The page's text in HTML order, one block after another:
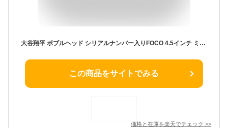
大谷翔平 ボブルヘッド シリアルナンバー入りFOCO 4.5インチ ミニ ビッグヘッド ボブルヘッド フィギュアMLB MINI BIG HEADS 4.5INCHグレー ユニフォーム LA DODGERS ロサンゼルス ドジャース メジャー リーグ インテリア 11.43cm ピッチング 投手 限定
この商品をサイトでみる
価格と在庫を楽天でチェック >>